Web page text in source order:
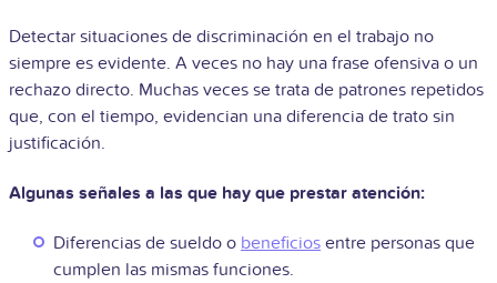
Detectar situaciones de discriminación en el trabajo no
siempre es evidente. A veces no hay una frase ofensiva o un
rechazo directo. Muchas veces se trata de patrones repetidos
que, con el tiempo, evidencian una diferencia de trato sin
justificación.
Algunas señales a las que hay que prestar atención:
Diferencias de sueldo o beneficios entre personas que
cumplen las mismas funciones.